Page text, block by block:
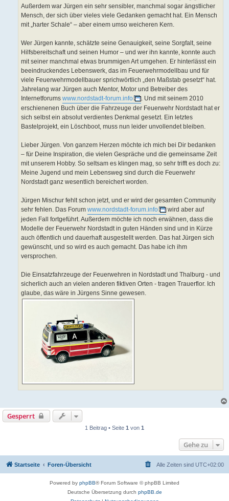
Außerdem war Jürgen ein sehr sensibler, manchmal sogar ängstlicher
Mensch, der sich über vieles viele Gedanken gemacht hat. Ein Mensch
mit „harter Schale“ – aber einem umso weicheren Kern.
Wer Jürgen kannte, schätzte seine Genauigkeit, seine Sorgfalt, seine
Hilfsbereitschaft und seinen Humor – und wer ihn kannte, konnte auch
mit seiner manchmal etwas brummigen Art umgehen. Er hinterlässt ein
beeindruckendes Lebenswerk, das im Feuerwehrmodellbau und für
viele Feuerwehrmodellbauer sprichwörtlich „den Maßstab gesetzt“ hat.
Jahrelang war Jürgen auch Mentor, Motor und Betreiber des
Internetforums www.nordstadt-forum.info
. Und mit seinem 2010
erschienenen Buch über die Fahrzeuge der Feuerwehr Nordstadt hat er
sich selbst ein absolut verdientes Denkmal gesetzt. Ein letztes
Bastelprojekt, ein Löschboot, muss nun leider unvollendet bleiben.
Lieber Jürgen. Von ganzem Herzen möchte ich mich bei Dir bedanken
– für Deine Inspiration, die vielen Gespräche und die gemeinsame Zeit
mit unserem Hobby. So seltsam es klingen mag, so sehr trifft es doch zu:
Meine Jugend und mein Lebensweg sind durch die Feuerwehr
Nordstadt ganz wesentlich bereichert worden.
Jürgen Mischur fehlt schon jetzt, und er wird der gesamten Community
sehr fehlen. Das Forum www.nordstadt-forum.info
wird aber auf
jeden Fall fortgeführt. Außerdem möchte ich noch erwähnen, dass die
Modelle der Feuerwehr Nordstadt in guten Händen sind und in Kürze
auch öffentlich und dauerhaft ausgestellt werden. Das hat Jürgen sich
gewünscht, und so wird es auch gemacht. Das habe ich ihm
versprochen.
Die Einsatzfahrzeuge der Feuerwehren in Nordstadt und Thalburg - und
sicherlich auch an vielen anderen fiktiven Orten - tragen Trauerflor. Ich
glaube, das wäre in Jürgens Sinne gewesen.
Gesperrt
1 Beitrag • Seite 1 von 1
Gehe zu
Startseite Foren-Übersicht Alle Zeiten sind UTC+02:00
Powered by phpBB® Forum Software © phpBB Limited
Deutsche Übersetzung durch phpBB.de